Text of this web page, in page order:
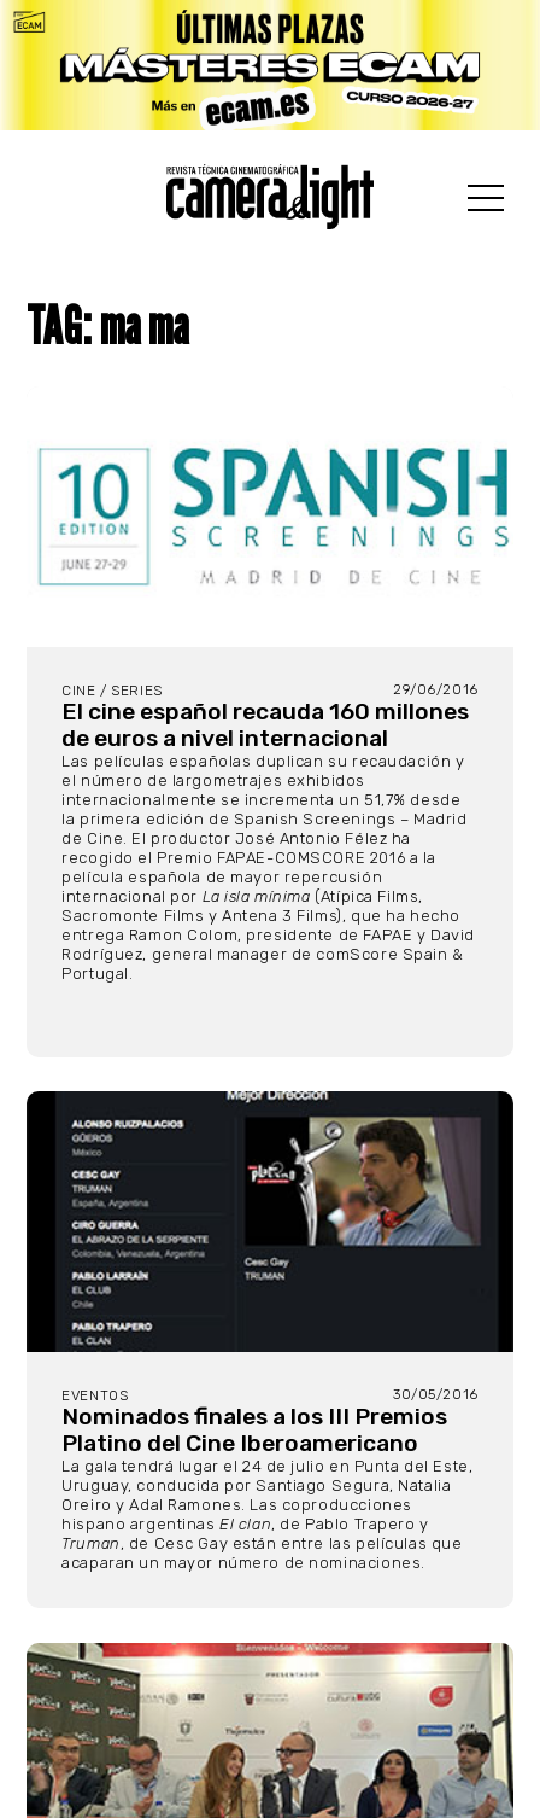
TAG: ma ma
CINE / SERIES 29/06/2016
El cine español recauda 160 millones
de euros a nivel internacional
Las películas españolas duplican su recaudación y
el número de largometrajes exhibidos
internacionalmente se incrementa un 51,7% desde
la primera edición de Spanish Screenings – Madrid
de Cine. El productor José Antonio Félez ha
recogido el Premio FAPAE-COMSCORE 2016 a la
película española de mayor repercusión
internacional por La isla mínima (Atípica Films,
Sacromonte Films y Antena 3 Films), que ha hecho
entrega Ramon Colom, presidente de FAPAE y David
Rodríguez, general manager de comScore Spain &
Portugal.
EVENTOS 30/05/2016
Nominados finales a los III Premios
Platino del Cine Iberoamericano
La gala tendrá lugar el 24 de julio en Punta del Este,
Uruguay, conducida por Santiago Segura, Natalia
Oreiro y Adal Ramones. Las coproducciones
hispano argentinasEl clan, de Pablo Trapero y
Truman , de Cesc Gay están entre las películas que
acaparan un mayor número de nominaciones.